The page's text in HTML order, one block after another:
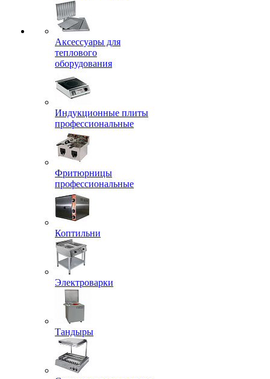
Аксессуары для
теплового
оборудования
Индукционные плиты
профессиональные
Фритюрницы
профессиональные
Коптильни
Электроварки
Тандыры